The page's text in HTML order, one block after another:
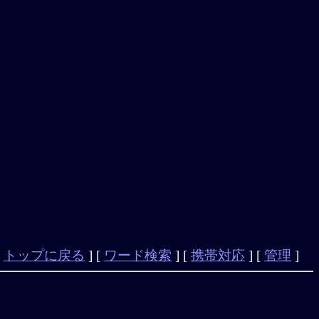
トップに戻る ] [ ワード検索 ] [ 携帯対応 ] [ 管理 ]